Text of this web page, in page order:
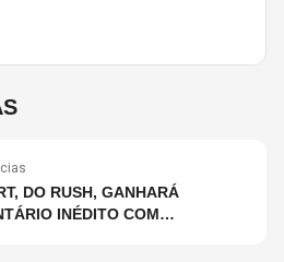
DO RUSH, GANHARÁ
INÉDITO COM